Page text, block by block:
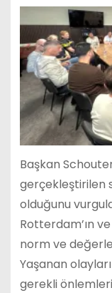
Başkan
gerçekleştirilen
olduğunu
Rotterdam’ın
norm ve
Yaşanan
gerekli